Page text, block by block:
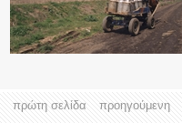
πρώτη σελίδα προηγούμενη